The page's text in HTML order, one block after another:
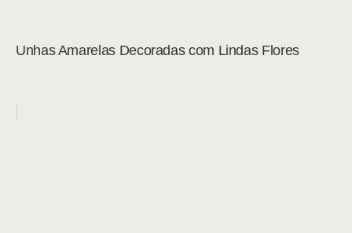
Unhas Amarelas Decoradas com Lindas Flores